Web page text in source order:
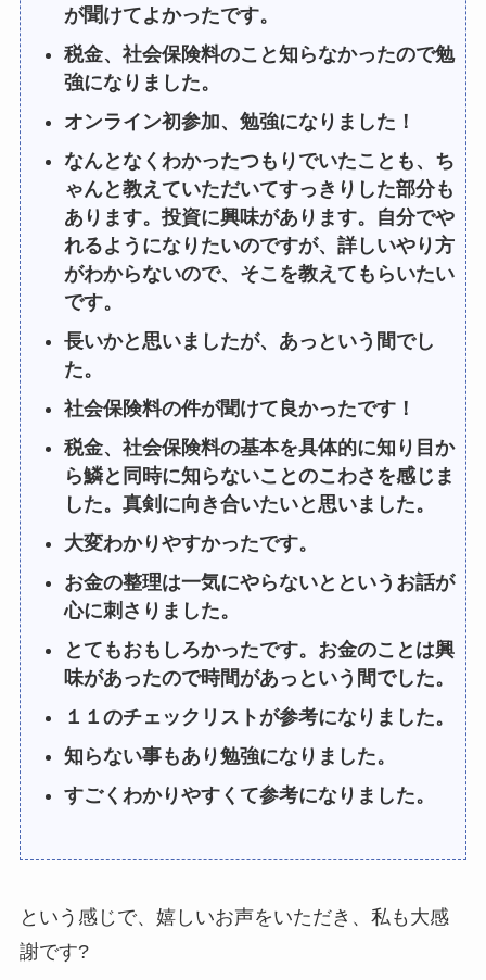
が聞けてよかったです。
税金、社会保険料のこと知らなかったので勉
強になりました。
オンライン初参加、勉強になりました！
なんとなくわかったつもりでいたことも、ち
ゃんと教えていただいてすっきりした部分も
あります。投資に興味があります。自分でや
れるようになりたいのですが、詳しいやり方
がわからないので、そこを教えてもらいたい
です。
長いかと思いましたが、あっという間でし
た。
社会保険料の件が聞けて良かったです！
税金、社会保険料の基本を具体的に知り目か
ら鱗と同時に知らないことのこわさを感じま
した。真剣に向き合いたいと思いました。
大変わかりやすかったです。
お金の整理は一気にやらないとというお話が
心に刺さりました。
とてもおもしろかったです。お金のことは興
味があったので時間があっという間でした。
１１のチェックリストが参考になりました。
知らない事もあり勉強になりました。
すごくわかりやすくて参考になりました。
という感じで、嬉しいお声をいただき、私も大感
謝です?